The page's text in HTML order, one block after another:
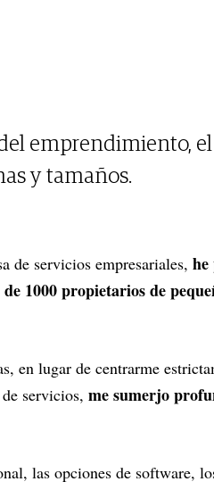
emprendimiento, el
y tamaños.
de servicios empresariales, he
1000 propietarios de
en lugar de centrarme
servicios, me sumerjo
las opciones de software,